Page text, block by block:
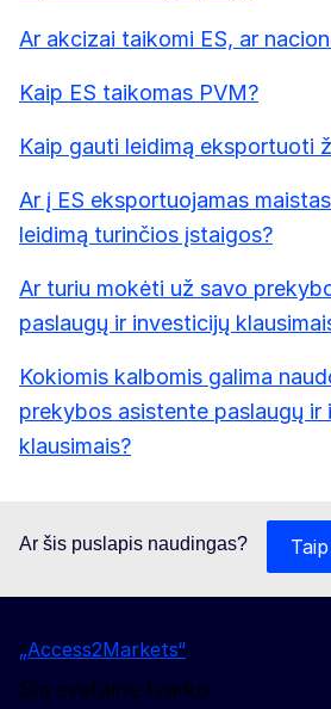
Ar akcizai taikomi ES, ar
Kaip ES taikomas PVM?
Kaip gauti leidimą eksportuoti
Ar į ES eksportuojamas
leidimą turinčios įstaigos?
Ar turiu mokėti už savo
paslaugų ir investicijų
Kokiomis kalbomis galima
prekybos asistente paslaugų ir
klausimais?
Ar šis puslapis naudingas? Taip
„Access2Markets“
Šią svetainę tvarko: